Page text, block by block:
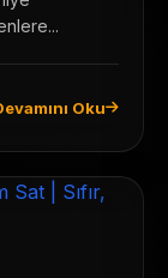
Oku